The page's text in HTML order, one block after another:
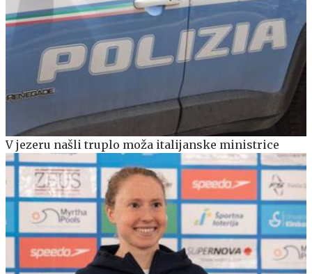
V jezeru našli truplo moža italijanske ministrice